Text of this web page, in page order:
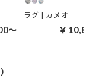
～
ラグ | カメオ
￥